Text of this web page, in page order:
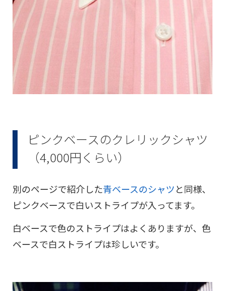
ピンクベースのクレリックシャツ
（4,000円くらい）
別のページで紹介した青ベースのシャツと同様、
ピンクベースで白いストライプが入ってます。
白ベースで色のストライプはよくありますが、色
ベースで白ストライプは珍しいです。